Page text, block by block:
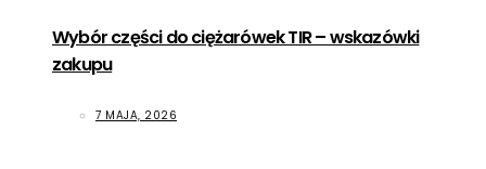
Wybór części do ciężarówek TIR – wskazówki
zakupu
7 MAJA, 2026